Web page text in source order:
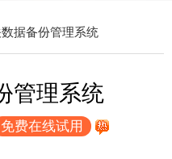
据备份管理系统
管理系统
免费在线试用